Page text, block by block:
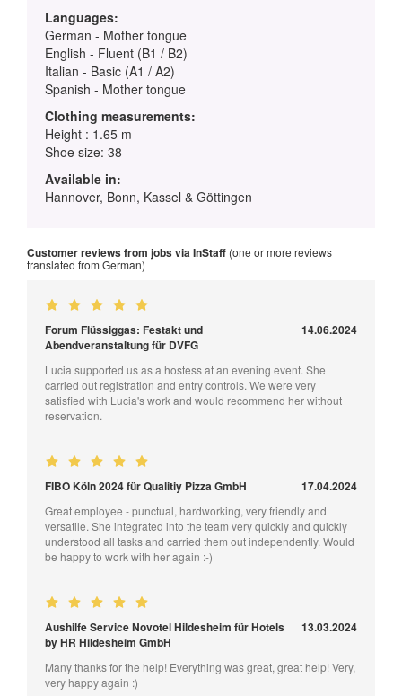
Languages:
German - Mother tongue
English - Fluent (B1 / B2)
Italian - Basic (A1 / A2)
Spanish - Mother tongue
Clothing measurements:
Height : 1.65 m
Shoe size: 38
Available in:
Hannover, Bonn, Kassel & Göttingen
Customer reviews from jobs via InStaff (one or more reviews
translated from German)
Forum Flüssiggas: Festakt und
Abendveranstaltung für DVFG
14.06.2024
Lucia supported us as a hostess at an evening event. She
carried out registration and entry controls. We were very
satisfied with Lucia's work and would recommend her without
reservation.
FIBO Köln 2024 für Qualitiy Pizza GmbH 17.04.2024
Great employee - punctual, hardworking, very friendly and
versatile. She integrated into the team very quickly and quickly
understood all tasks and carried them out independently. Would
be happy to work with her again :-)
Aushilfe Service Novotel Hildesheim für Hotels
by HR Hildesheim GmbH
13.03.2024
Many thanks for the help! Everything was great, great help! Very,
very happy again :)